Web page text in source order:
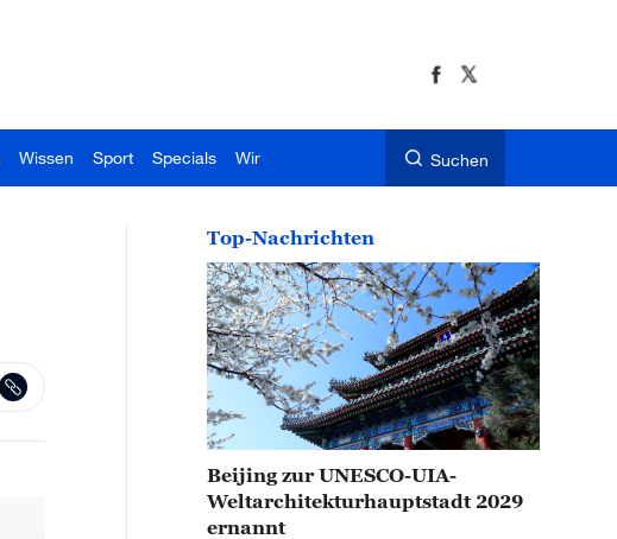
Wissen Sport Specials Wir Suchen
Top-Nachrichten
Beijing zur UNESCO-UIA-
Weltarchitekturhauptstadt 2029
ernannt